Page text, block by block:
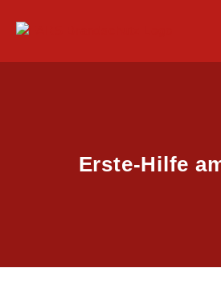
Erste-Hilfe